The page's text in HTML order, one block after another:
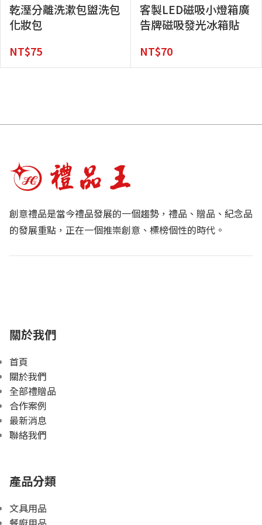
乾溼分離洗漱包盥洗包
化妝包
NT$75
客製LED磁吸小燈箱廣
告牌磁吸發光冰箱貼
NT$70
創意禮品是當今禮品發展的一個趨勢，禮品、贈品、紀念品
的發展重點，正在一個推崇創意、標榜個性的時代。
關於我們
首頁
關於我們
全部禮贈品
合作案例
最新消息
聯絡我們
產品分類
文具用品